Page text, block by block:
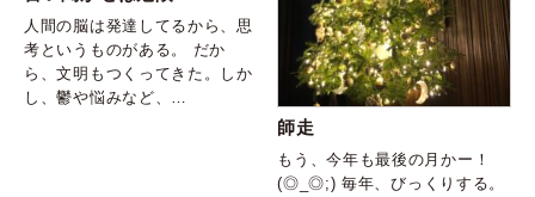
人間の脳は発達してるから、思
考というものがある。 だか
ら、文明もつくってきた。しか
し、鬱や悩みなど、…
師走
もう、今年も最後の月かー！
(◎_◎;) 毎年、びっくりする。